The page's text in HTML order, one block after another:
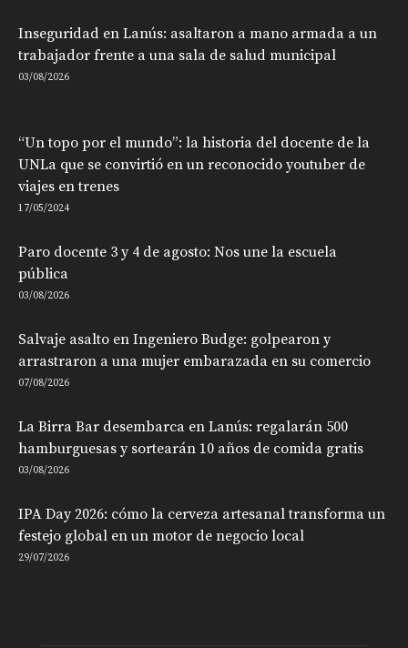
Inseguridad en Lanús: asaltaron a mano armada a un
trabajador frente a una sala de salud municipal
03/08/2026
“Un topo por el mundo”: la historia del docente de la
UNLa que se convirtió en un reconocido youtuber de
viajes en trenes
17/05/2024
Paro docente 3 y 4 de agosto: Nos une la escuela
pública
03/08/2026
Salvaje asalto en Ingeniero Budge: golpearon y
arrastraron a una mujer embarazada en su comercio
07/08/2026
La Birra Bar desembarca en Lanús: regalarán 500
hamburguesas y sortearán 10 años de comida gratis
03/08/2026
IPA Day 2026: cómo la cerveza artesanal transforma un
festejo global en un motor de negocio local
29/07/2026